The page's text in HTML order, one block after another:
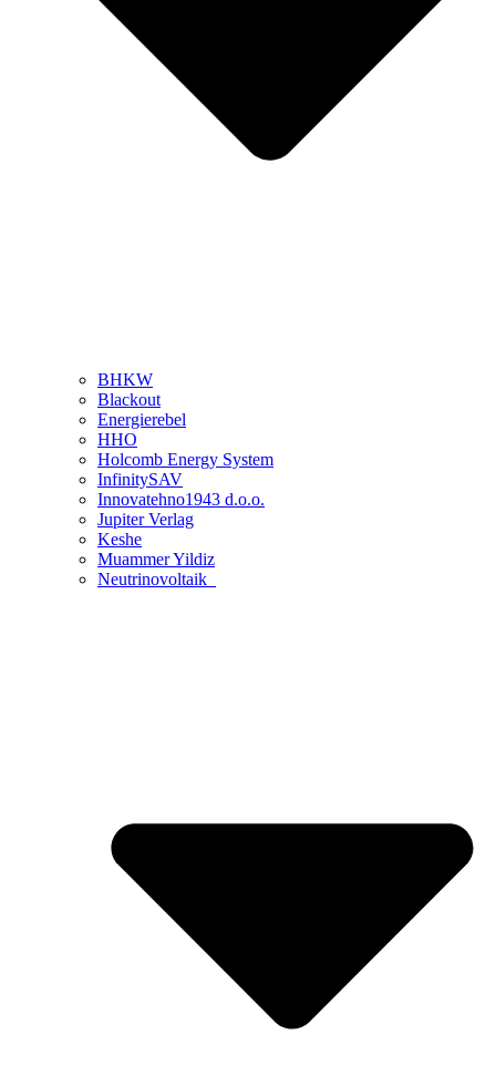
BHKW
Blackout
Energierebel
HHO
Holcomb Energy System
InfinitySAV
Innovatehno1943 d.o.o.
Jupiter Verlag
Keshe
Muammer Yildiz
Neutrinovoltaik